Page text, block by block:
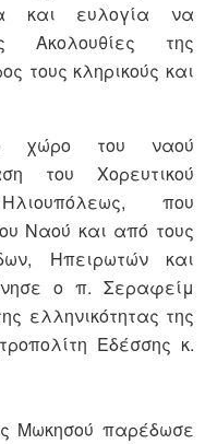
και ευλογία να
Ακολουθίες της
τους κληρικούς και
χώρο του ναού
του Χορευτικού
που
Ναού και από τους
Ηπειρωτών και
ο π. Σεραφείμ
ελληνικότητας της
Εδέσσης κ.
Μωκησού παρέδωσε